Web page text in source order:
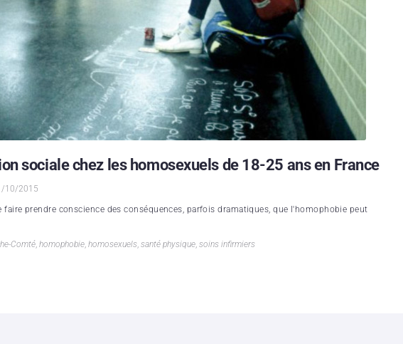
sociale chez les homosexuels de 18-25 ans en France
10/2015
faire prendre conscience des conséquences, parfois dramatiques, que l'homophobie peut
Comté, homophobie, homosexuels, santé physique, soins infirmiers